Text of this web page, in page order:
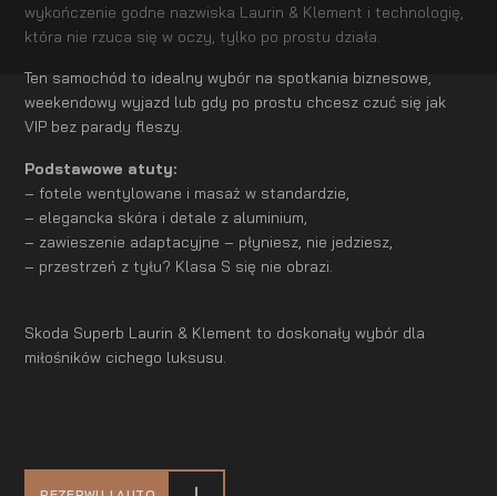
wykończenie godne nazwiska Laurin & Klement i technologię,
która nie rzuca się w oczy, tylko po prostu działa.
Ten samochód to idealny wybór na spotkania biznesowe,
weekendowy wyjazd lub gdy po prostu chcesz czuć się jak
VIP bez parady fleszy.
Podstawowe atuty:
– fotele wentylowane i masaż w standardzie,
– elegancka skóra i detale z aluminium,
– zawieszenie adaptacyjne – płyniesz, nie jedziesz,
– przestrzeń z tyłu? Klasa S się nie obrazi.
Skoda Superb Laurin & Klement to doskonały wybór dla
miłośników cichego luksusu.